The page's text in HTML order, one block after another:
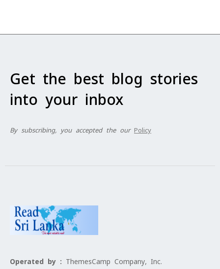
Get the best blog stories
into your inbox
By subscribing, you accepted the our Policy
Operated by : ThemesCamp Company, Inc.